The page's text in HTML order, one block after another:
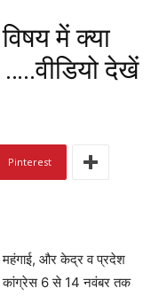
में क्या
देखें
Pinterest
महंगाई, और केद्र व प्रदेश
कांग्रेस 6 से 14 नवंबर तक